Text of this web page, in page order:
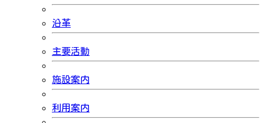
沿革
主要活動
施設案内
利用案内